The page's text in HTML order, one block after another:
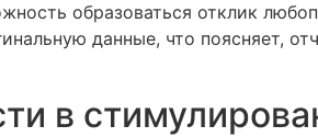
образоваться отклик
данные, что поясняет,
в